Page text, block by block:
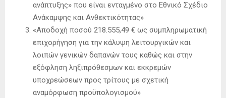
ανάπτυξης» που είναι ενταγμένο στο Εθνικό Σχέδιο
Ανάκαμψης και Ανθεκτικότητας»
«Αποδοχή ποσού 218.555,49 € ως συμπληρωματική
επιχορήγηση για την κάλυψη λειτουργικών και
λοιπών γενικών δαπανών τους καθώς και στην
εξόφληση ληξιπρόθεσμων και εκκρεμών
υποχρεώσεων προς τρίτους με σχετική
αναμόρφωση προϋπολογισμού»